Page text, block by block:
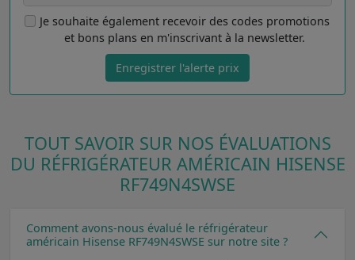
Je souhaite également recevoir des codes promotions
et bons plans en m'inscrivant à la newsletter.
Enregistrer l'alerte prix
TOUT SAVOIR SUR NOS ÉVALUATIONS
DU RÉFRIGÉRATEUR AMÉRICAIN HISENSE
RF749N4SWSE
Comment avons-nous évalué le réfrigérateur
américain Hisense RF749N4SWSE sur notre site ?